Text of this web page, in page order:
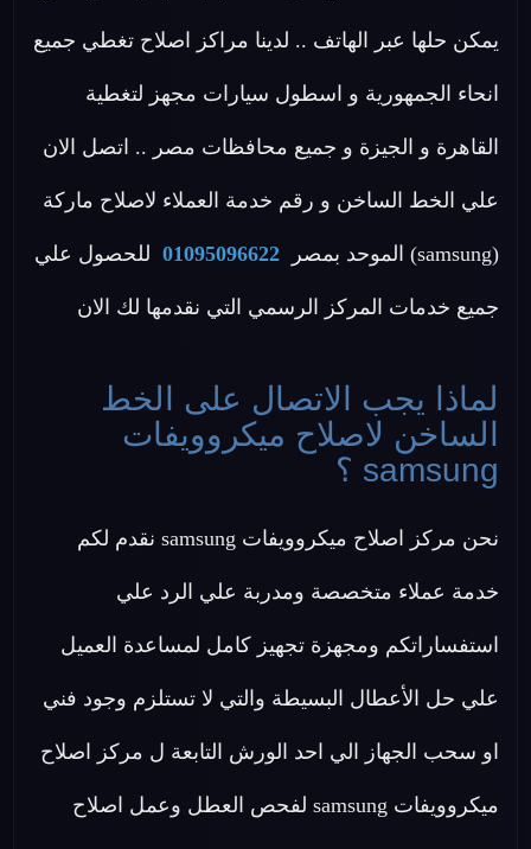
يمكن حلها عبر الهاتف .. لدينا مراكز اصلاح تغطي جميع
انحاء الجمهورية و اسطول سيارات مجهز لتغطية
القاهرة و الجيزة و جميع محافظات مصر .. اتصل الان
علي الخط الساخن و رقم خدمة العملاء لاصلاح ماركة
(samsung) الموحد بمصر 01095096622 للحصول علي
جميع خدمات المركز الرسمي التي نقدمها لك الان
لماذا يجب الاتصال على الخط
الساخن لاصلاح ميكروويفات
samsung ؟
نحن مركز اصلاح ميكروويفات samsung نقدم لكم
خدمة عملاء متخصصة ومدربة علي الرد علي
استفساراتكم ومجهزة تجهيز كامل لمساعدة العميل
علي حل الأعطال البسيطة والتي لا تستلزم وجود فني
او سحب الجهاز الي احد الورش التابعة ل مركز اصلاح
ميكروويفات samsung لفحص العطل وعمل اصلاح